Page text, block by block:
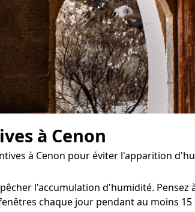
à Cenon
à Cenon pour éviter l'apparition
l'accumulation d'humidité. Pensez
chaque jour pendant au moins